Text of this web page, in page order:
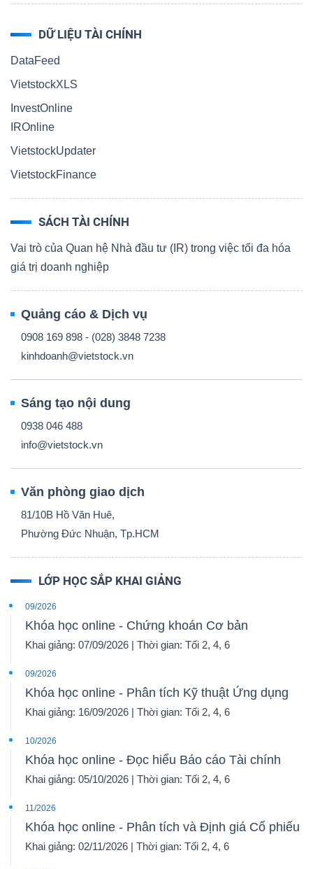
DỮ LIỆU TÀI CHÍNH
DataFeed
VietstockXLS
InvestOnline
IROnline
VietstockUpdater
VietstockFinance
SÁCH TÀI CHÍNH
Vai trò của Quan hệ Nhà đầu tư (IR) trong việc tối đa hóa
giá trị doanh nghiệp
Quảng cáo & Dịch vụ
0908 169 898 - (028) 3848 7238
kinhdoanh@vietstock.vn
Sáng tạo nội dung
0938 046 488
info@vietstock.vn
Văn phòng giao dịch
81/10B Hồ Văn Huê,
Phường Đức Nhuận, Tp.HCM
LỚP HỌC SẮP KHAI GIẢNG
09/2026
Khóa học online - Chứng khoán Cơ bản
Khai giảng: 07/09/2026 | Thời gian: Tối 2, 4, 6
09/2026
Khóa học online - Phân tích Kỹ thuật Ứng dụng
Khai giảng: 16/09/2026 | Thời gian: Tối 2, 4, 6
10/2026
Khóa học online - Đọc hiểu Báo cáo Tài chính
Khai giảng: 05/10/2026 | Thời gian: Tối 2, 4, 6
11/2026
Khóa học online - Phân tích và Định giá Cổ phiếu
Khai giảng: 02/11/2026 | Thời gian: Tối 2, 4, 6